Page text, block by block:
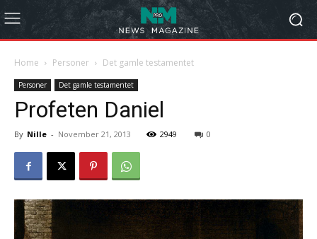
Home Personer Det gamle testamentet
Personer Det gamle testamentet
Profeten Daniel
By Nille - November 21, 2013 2949 0